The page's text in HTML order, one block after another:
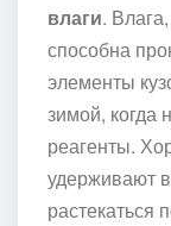
влаги.
способна
элементы
зимой, когда
реагенты.
удерживают
растекаться